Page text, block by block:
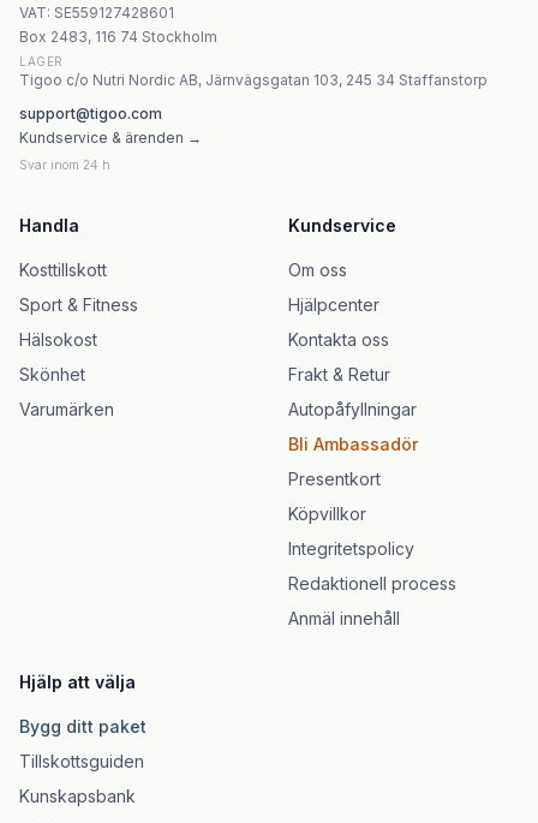
VAT: SE559127428601
Box 2483, 116 74 Stockholm
LAGER
Tigoo c/o Nutri Nordic AB, Järnvägsgatan 103, 245 34 Staffanstorp
support@tigoo.com
Kundservice & ärenden →
Svar inom 24 h
Handla
Kosttillskott
Sport & Fitness
Hälsokost
Skönhet
Varumärken
Kundservice
Om oss
Hjälpcenter
Kontakta oss
Frakt & Retur
Autopåfyllningar
Bli Ambassadör
Presentkort
Köpvillkor
Integritetspolicy
Redaktionell process
Anmäl innehåll
Hjälp att välja
Bygg ditt paket
Tillskottsguiden
Kunskapsbank